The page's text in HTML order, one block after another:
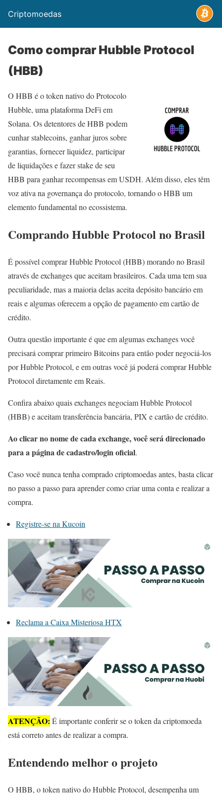
Criptomoedas
Como comprar Hubble Protocol
(HBB)
O HBB é o token nativo do Protocolo
Hubble, uma plataforma DeFi em
Solana. Os detentores de HBB podem
cunhar stablecoins, ganhar juros sobre
garantias, fornecer liquidez, participar
de liquidações e fazer stake de seu
HBB para ganhar recompensas em USDH. Além disso, eles têm
voz ativa na governança do protocolo, tornando o HBB um
elemento fundamental no ecossistema.
Comprando Hubble Protocol no Brasil
É possível comprar Hubble Protocol (HBB) morando no Brasil
através de exchanges que aceitam brasileiros. Cada uma tem sua
peculiaridade, mas a maioria delas aceita depósito bancário em
reais e algumas oferecem a opção de pagamento em cartão de
crédito.
Outra questão importante é que em algumas exchanges você
precisará comprar primeiro Bitcoins para então poder negociá-los
por Hubble Protocol, e em outras você já poderá comprar Hubble
Protocol diretamente em Reais.
Confira abaixo quais exchanges negociam Hubble Protocol
(HBB) e aceitam transferência bancária, PIX e cartão de crédito.
Ao clicar no nome de cada exchange, você será direcionado
para a página de cadastro/login oficial.
Caso você nunca tenha comprado criptomoedas antes, basta clicar
no passo a passo para aprender como criar uma conta e realizar a
compra.
Registre-se na Kucoin
Reclama a Caixa Misteriosa HTX
ATENÇÃO: É importante conferir se o token da criptomoeda
está correto antes de realizar a compra.
Entendendo melhor o projeto
O HBB, o token nativo do Hubble Protocol, desempenha um